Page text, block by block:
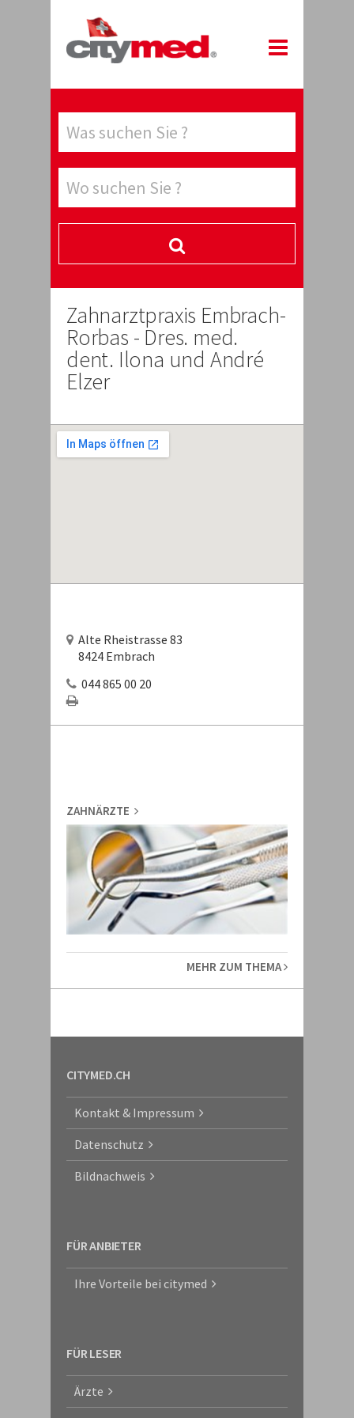
Zahnarztpraxis Embrach-
Rorbas - Dres. med.
dent. Ilona und André
Elzer
Alte Rheistrasse 83
8424 Embrach
044 865 00 20
ZAHNÄRZTE
MEHR ZUM THEMA
CITYMED.CH
Kontakt & Impressum
Datenschutz
Bildnachweis
FÜR ANBIETER
Ihre Vorteile bei citymed
FÜR LESER
Ärzte